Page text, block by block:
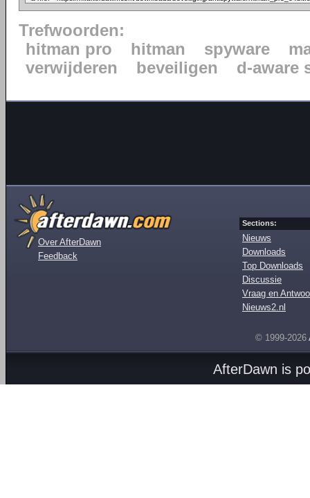
Trefwoorden:
hitman pro
hitman spyware
verwijderen
beveiligen d-aware
Over AfterDawn
Feedback
Sections:
Nieuws
Downloads
Top Downloads
Discussie
Vraag en
Nieuws2.nl
© 1999-2026
AfterDawn is